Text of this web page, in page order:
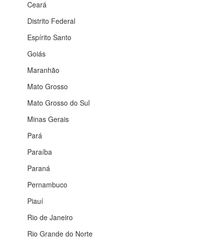
Ceará
Distrito Federal
Espírito Santo
Goiás
Maranhão
Mato Grosso
Mato Grosso do Sul
Minas Gerais
Pará
Paraíba
Paraná
Pernambuco
Piauí
Rio de Janeiro
Rio Grande do Norte